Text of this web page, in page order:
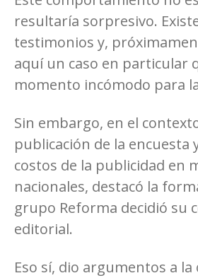
resultaría sorpresivo.
testimonios y,
aquí un caso en particular
momento incómodo para
Sin embargo, en el
publicación de la encuesta
costos de la publicidad en
nacionales, destacó la
grupo Reforma decidió su
editorial.
Eso sí, dio argumentos a la